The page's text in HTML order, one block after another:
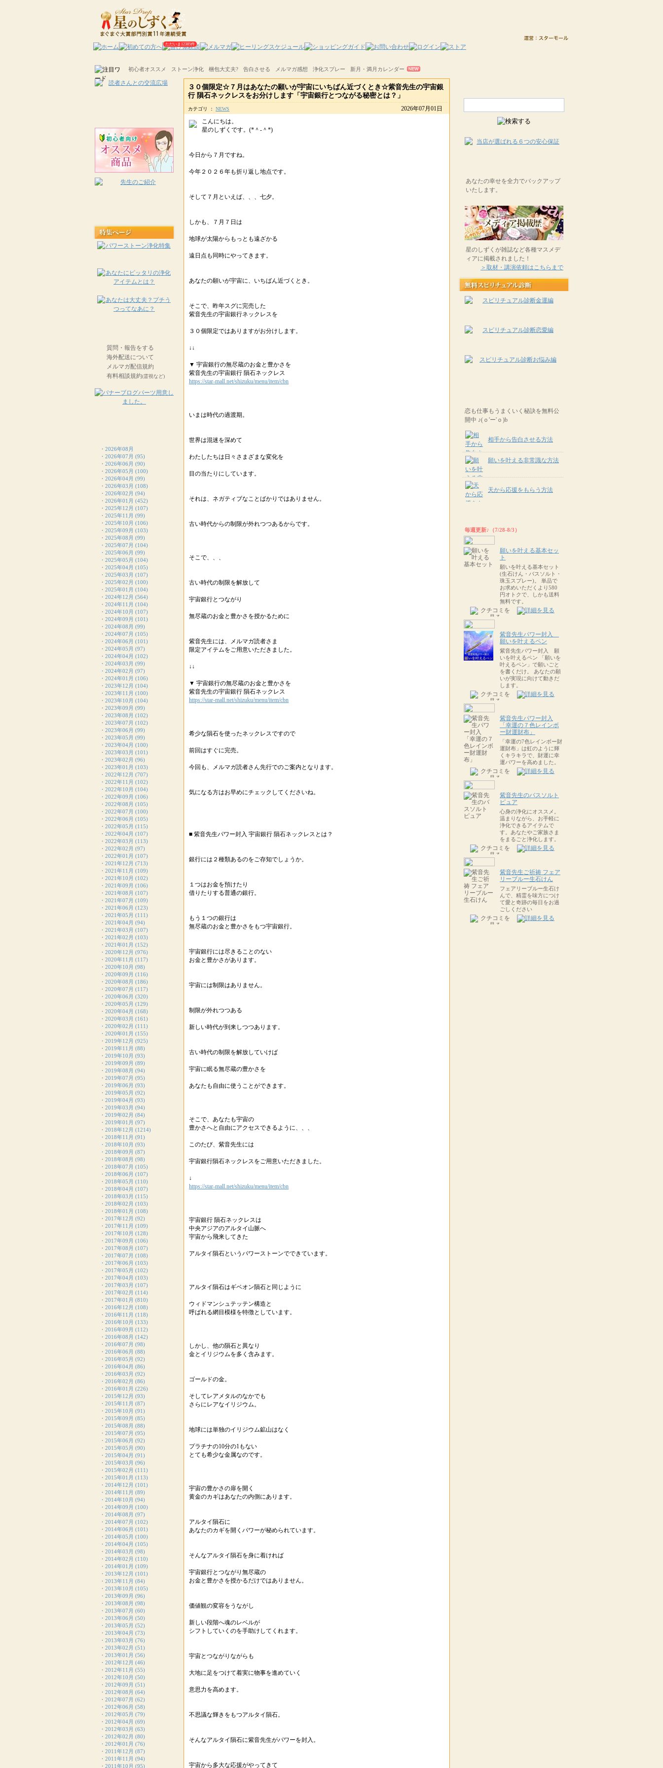
ただいま12385件
初心者オススメ ストーン浄化 梱包大丈夫? 告白させる メルマガ感想 浄化スプレー 新月・満月カレンダー
３０個限定☆７月はあなたの願いが宇宙にいちばん近づくとき☆紫音先生の宇宙銀
行 隕石ネックレスをお分けします「宇宙銀行とつながる秘密とは？」
カテゴリ ：NEWS
2026年07月01日
こんにちは。
星のしずくです。(*＾-＾*)
今日から７月ですね。
今年２０２６年も折り返し地点です。
そして７月といえば、、、七夕。
しかも、７月７日は
地球が太陽からもっとも遠ざかる
遠日点も同時にやってきます。
あなたの願いが宇宙に、いちばん近づくとき。
そこで、昨年スグに完売した
紫音先生の宇宙銀行ネックレスを
３０個限定ではありますがお分けします。
↓↓
▼ 宇宙銀行の無尽蔵のお金と豊かさを
紫音先生の宇宙銀行 隕石ネックレス
https://star-mall.net/shizuku/menu/item/cbn
いまは時代の過渡期。
世界は混迷を深めて
わたしたちは日々さまざまな変化を
目の当たりにしています。
それは、ネガティブなことばかりではありません。
古い時代からの制限が外れつつあるからです。
そこで、、、
古い時代の制限を解放して
宇宙銀行とつながり
無尽蔵のお金と豊かさを授かるために
紫音先生には、メルマガ読者さま
限定アイテムをご用意いただきました。
↓↓
▼ 宇宙銀行の無尽蔵のお金と豊かさを
紫音先生の宇宙銀行 隕石ネックレス
https://star-mall.net/shizuku/menu/item/cbn
希少な隕石を使ったネックレスですので
前回はすぐに完売。
今回も、メルマガ読者さん先行でのご案内となります。
気になる方はお早めにチェックしてくださいね。
■ 紫音先生パワー封入 宇宙銀行 隕石ネックレスとは？
銀行には２種類あるのをご存知でしょうか。
１つはお金を預けたり
借りたりする普通の銀行。
もう１つの銀行は
無尽蔵のお金と豊かさをもつ宇宙銀行。
宇宙銀行には尽きることのない
お金と豊かさがあります。
宇宙には制限はありません。
制限が外れつつある
新しい時代が到来しつつあります。
古い時代の制限を解放していけば
宇宙に眠る無尽蔵の豊かさを
あなたも自由に使うことができます。
そこで、あなたも宇宙の
豊かさへと自由にアクセスできるように、、、
このたび、紫音先生には
宇宙銀行隕石ネックレスをご用意いただきました。
↓
https://star-mall.net/shizuku/menu/item/cbn
宇宙銀行 隕石ネックレスは
中央アジアのアルタイ山脈へ
宇宙から飛来してきた
アルタイ隕石というパワーストーンでできています。
アルタイ隕石はギベオン隕石と同じように
ウィドマンシュテッテン構造と
呼ばれる網目模様を特徴としています。
しかし、他の隕石と異なり
金とイリジウムを多く含みます。
ゴールドの金。
そしてレアメタルのなかでも
さらにレアなイリジウム。
地球には単独のイリジウム鉱山はなく
プラチナの10分の1もない
とても希少な金属なのです。
宇宙の豊かさの扉を開く
黄金のカギはあなたの内側にあります。
アルタイ隕石に
あなたのカギを開くパワーが秘められています。
そんなアルタイ隕石を身に着ければ
宇宙銀行とつながり無尽蔵の
お金と豊かさを授かるだけではありません。
価値観の変容をうながし
新しい段階へ魂のレベルが
シフトしていくのを手助けしてくれます。
宇宙とつながりながらも
大地に足をつけて着実に物事を進めていく
意思力を高めます。
不思議な輝きをもつアルタイ隕石。
そんなアルタイ隕石に紫音先生がパワーを封入。
宇宙から多大な応援がやってきて
あなたの幸せを全力でバックアップ
いたします。
星のしずくが雑誌など各種マスメデ
ィアに掲載されました！
＞取材・講演依頼はこちらまで
恋も仕事もうまくいく秘訣を無料公
開中 ♪(ｏ'ー'ｏ)b
相手から告白させる方法
願いを叶える非常識な方法
天から応援をもらう方法
毎週更新♪（7/28-8/3）
願いを叶える基本セッ
ト
願いを叶える基本セット
(生石けん・バスソルト・
珠玉スプレー)。 単品で
お求めいただくより580
円オトクで、しかも送料
無料です。
紫音先生パワー封入
願いを叶えるペン
紫音先生パワー封入 願
いを叶えるペン 「願いを
叶えるペン」で願いごと
を書くだけ。 あなたの願
いが実現に向けて動きだ
します。
紫音先生パワー封入
「幸運の７色レインボ
ー財運財布」
「幸運の7色レインボー財
運財布」は虹のように輝
くキラキラで、財運に幸
運パワーを高めました。
紫音先生のバスソルト
ピュア
心身の浄化にオススメ。
温まりながら、お手軽に
浄化できるアイテムで
す。あなたやご家族さま
をまるごと浄化します。
紫音先生ご祈祷 フェア
リーブルー生石けん
フェアリーブルー生石け
んで、精霊を味方につけ
て愛と奇跡の毎日をお過
ごしください
質問・報告をする
海外配送について
メルマガ配信規約
有料相談規約(霊視など)
・ 2026年08月
・ 2026年07月 (95)
・ 2026年06月 (90)
・ 2026年05月 (100)
・ 2026年04月 (99)
・ 2026年03月 (108)
・ 2026年02月 (94)
・ 2026年01月 (452)
・ 2025年12月 (107)
・ 2025年11月 (99)
・ 2025年10月 (106)
・ 2025年09月 (103)
・ 2025年08月 (99)
・ 2025年07月 (104)
・ 2025年06月 (99)
・ 2025年05月 (104)
・ 2025年04月 (105)
・ 2025年03月 (107)
・ 2025年02月 (100)
・ 2025年01月 (104)
・ 2024年12月 (564)
・ 2024年11月 (104)
・ 2024年10月 (107)
・ 2024年09月 (101)
・ 2024年08月 (99)
・ 2024年07月 (105)
・ 2024年06月 (101)
・ 2024年05月 (97)
・ 2024年04月 (102)
・ 2024年03月 (99)
・ 2024年02月 (97)
・ 2024年01月 (106)
・ 2023年12月 (104)
・ 2023年11月 (100)
・ 2023年10月 (104)
・ 2023年09月 (99)
・ 2023年08月 (102)
・ 2023年07月 (102)
・ 2023年06月 (99)
・ 2023年05月 (99)
・ 2023年04月 (100)
・ 2023年03月 (101)
・ 2023年02月 (96)
・ 2023年01月 (103)
・ 2022年12月 (707)
・ 2022年11月 (102)
・ 2022年10月 (104)
・ 2022年09月 (106)
・ 2022年08月 (105)
・ 2022年07月 (100)
・ 2022年06月 (105)
・ 2022年05月 (115)
・ 2022年04月 (107)
・ 2022年03月 (113)
・ 2022年02月 (97)
・ 2022年01月 (107)
・ 2021年12月 (713)
・ 2021年11月 (109)
・ 2021年10月 (102)
・ 2021年09月 (106)
・ 2021年08月 (107)
・ 2021年07月 (109)
・ 2021年06月 (123)
・ 2021年05月 (111)
・ 2021年04月 (94)
・ 2021年03月 (107)
・ 2021年02月 (103)
・ 2021年01月 (152)
・ 2020年12月 (976)
・ 2020年11月 (117)
・ 2020年10月 (98)
・ 2020年09月 (116)
・ 2020年08月 (186)
・ 2020年07月 (117)
・ 2020年06月 (320)
・ 2020年05月 (129)
・ 2020年04月 (168)
・ 2020年03月 (161)
・ 2020年02月 (111)
・ 2020年01月 (155)
・ 2019年12月 (925)
・ 2019年11月 (88)
・ 2019年10月 (93)
・ 2019年09月 (89)
・ 2019年08月 (94)
・ 2019年07月 (95)
・ 2019年06月 (93)
・ 2019年05月 (92)
・ 2019年04月 (93)
・ 2019年03月 (94)
・ 2019年02月 (84)
・ 2019年01月 (97)
・ 2018年12月 (1214)
・ 2018年11月 (91)
・ 2018年10月 (93)
・ 2018年09月 (87)
・ 2018年08月 (98)
・ 2018年07月 (105)
・ 2018年06月 (107)
・ 2018年05月 (110)
・ 2018年04月 (107)
・ 2018年03月 (115)
・ 2018年02月 (103)
・ 2018年01月 (108)
・ 2017年12月 (92)
・ 2017年11月 (109)
・ 2017年10月 (128)
・ 2017年09月 (106)
・ 2017年08月 (107)
・ 2017年07月 (108)
・ 2017年06月 (103)
・ 2017年05月 (102)
・ 2017年04月 (103)
・ 2017年03月 (107)
・ 2017年02月 (114)
・ 2017年01月 (810)
・ 2016年12月 (108)
・ 2016年11月 (118)
・ 2016年10月 (133)
・ 2016年09月 (112)
・ 2016年08月 (142)
・ 2016年07月 (98)
・ 2016年06月 (88)
・ 2016年05月 (92)
・ 2016年04月 (86)
・ 2016年03月 (92)
・ 2016年02月 (86)
・ 2016年01月 (226)
・ 2015年12月 (93)
・ 2015年11月 (87)
・ 2015年10月 (91)
・ 2015年09月 (85)
・ 2015年08月 (88)
・ 2015年07月 (95)
・ 2015年06月 (92)
・ 2015年05月 (90)
・ 2015年04月 (91)
・ 2015年03月 (96)
・ 2015年02月 (111)
・ 2015年01月 (113)
・ 2014年12月 (101)
・ 2014年11月 (89)
・ 2014年10月 (94)
・ 2014年09月 (100)
・ 2014年08月 (97)
・ 2014年07月 (102)
・ 2014年06月 (101)
・ 2014年05月 (100)
・ 2014年04月 (105)
・ 2014年03月 (98)
・ 2014年02月 (110)
・ 2014年01月 (109)
・ 2013年12月 (101)
・ 2013年11月 (84)
・ 2013年10月 (105)
・ 2013年09月 (96)
・ 2013年08月 (98)
・ 2013年07月 (60)
・ 2013年06月 (50)
・ 2013年05月 (52)
・ 2013年04月 (73)
・ 2013年03月 (76)
・ 2013年02月 (51)
・ 2013年01月 (56)
・ 2012年12月 (46)
・ 2012年11月 (55)
・ 2012年10月 (50)
・ 2012年09月 (51)
・ 2012年08月 (64)
・ 2012年07月 (62)
・ 2012年06月 (58)
・ 2012年05月 (79)
・ 2012年04月 (69)
・ 2012年03月 (63)
・ 2012年02月 (80)
・ 2012年01月 (76)
・ 2011年12月 (87)
・ 2011年11月 (94)
・ 2011年10月 (95)